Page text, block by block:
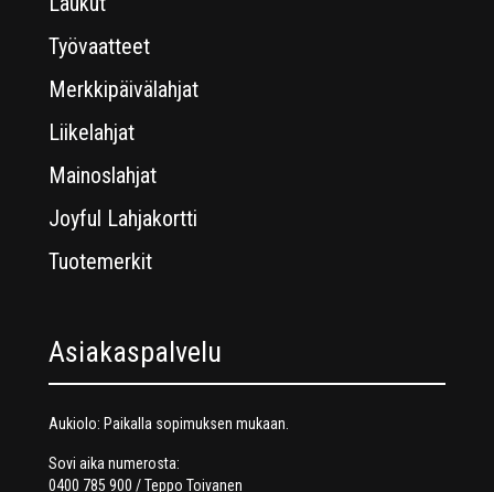
Työvaatteet
Merkkipäivälahjat
Liikelahjat
Mainoslahjat
Joyful Lahjakortti
Tuotemerkit
Asiakaspalvelu
Aukiolo: Paikalla sopimuksen mukaan.
Sovi aika numerosta:
0400 785 900 / Teppo Toivanen